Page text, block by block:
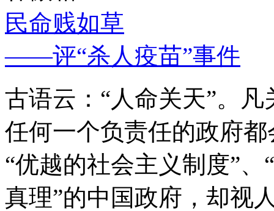
民命贱如草
——评“杀人疫苗”事件
古语云：“人命关天”。
任何一个负责任的政府
“优越的社会主义制度”
真理”的中国政府，却视